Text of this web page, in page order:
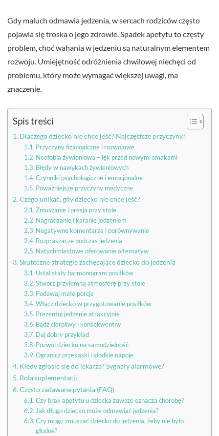
Gdy maluch odmawia jedzenia, w sercach rodziców często
pojawia się troska o jego zdrowie. Spadek apetytu to częsty
problem, choć wahania w jedzeniu są naturalnym elementem
rozwoju. Umiejętność odróżnienia chwilowej niechęci od
problemu, który może wymagać większej uwagi, ma
znaczenie.
Spis treści
Dlaczego dziecko nie chce jeść? Najczęstsze przyczyny?
Przyczyny fizjologiczne i rozwojowe
Neofobia żywieniowa – lęk przed nowymi smakami
Błędy w nawykach żywieniowych
Czynniki psychologiczne i emocjonalne
Poważniejsze przyczyny medyczne
Czego unikać, gdy dziecko nie chce jeść?
Zmuszanie i presja przy stole
Nagradzanie i karanie jedzeniem
Negatywne komentarze i porównywanie
Rozpraszacze podczas jedzenia
Natychmiastowe oferowanie alternatyw
Skuteczne strategie zachęcające dziecko do jedzenia
Ustal stały harmonogram posiłków
Stwórz przyjemną atmosferę przy stole
Podawaj małe porcje
Włącz dziecko w przygotowanie posiłków
Prezentuj jedzenie atrakcyjnie
Bądź cierpliwy i konsekwentny
Daj dobry przykład
Pozwól dziecku na samodzielność
Ogranicz przekąski i słodkie napoje
Kiedy zgłosić się do lekarza? Sygnały alarmowe?
Rola suplementacji
Często zadawane pytania (FAQ)
Czy brak apetytu u dziecka zawsze oznacza chorobę?
Jak długo dziecko może odmawiać jedzenia?
Czy mogę zmuszać dziecko do jedzenia, żeby nie było
głodne?